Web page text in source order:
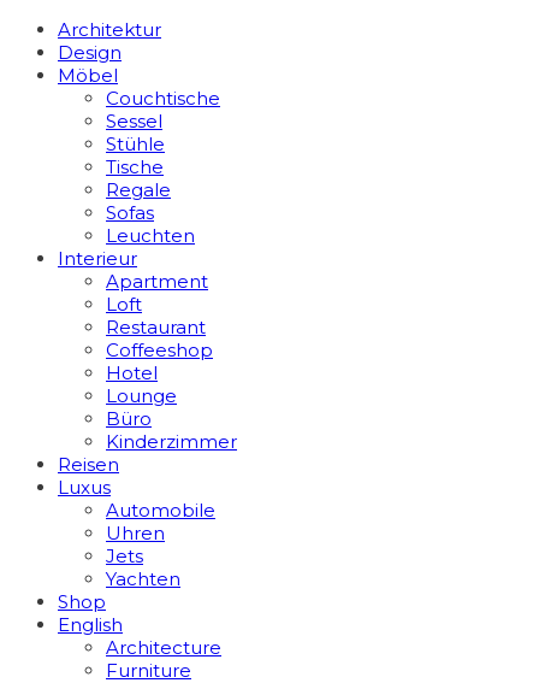
Architektur
Design
Möbel
Couchtische
Sessel
Stühle
Tische
Regale
Sofas
Leuchten
Interieur
Apart­ment
Loft
Restaurant
Coffeeshop
Hotel
Lounge
Büro
Kinderzimmer
Reisen
Luxus
Automobile
Uhren
Jets
Yachten
Shop
English
Architecture
Furniture